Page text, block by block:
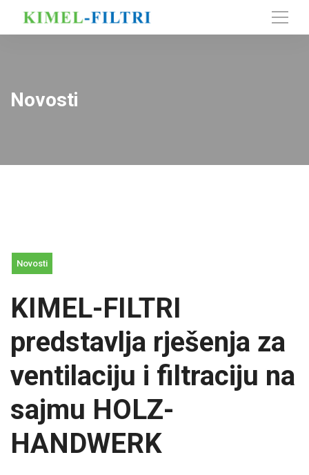
Novosti
Novosti
KIMEL-FILTRI
predstavlja rješenja za
ventilaciju i filtraciju na
sajmu HOLZ-
HANDWERK